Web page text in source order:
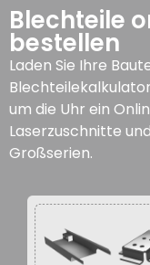
Blechteile
bestellen
Laden Sie Ihre
um die Uhr ein
Laserzuschnitte
Großserien.